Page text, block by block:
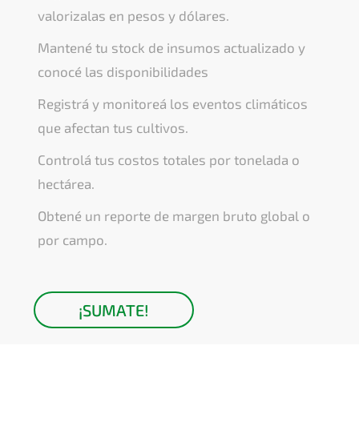
valorizalas en pesos y dólares.
Mantené tu stock de insumos actualizado y
conocé las disponibilidades
Registrá y monitoreá los eventos climáticos
que afectan tus cultivos.
Controlá tus costos totales por tonelada o
hectárea.
Obtené un reporte de margen bruto global o
por campo.
¡SUMATE!